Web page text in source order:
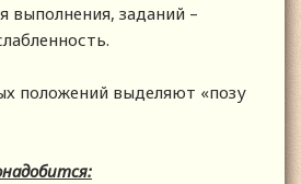
выполнения, заданий –
положений выделяют «позу